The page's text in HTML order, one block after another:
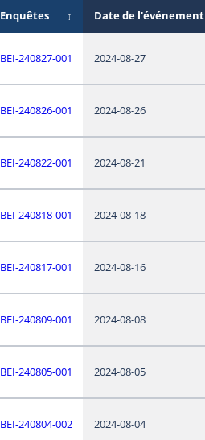
Enquêtes ↕ Date de l'événement
BEI-240827-001 2024-08-27
BEI-240826-001 2024-08-26
BEI-240822-001 2024-08-21
BEI-240818-001 2024-08-18
BEI-240817-001 2024-08-16
BEI-240809-001 2024-08-08
BEI-240805-001 2024-08-05
BEI-240804-002 2024-08-04